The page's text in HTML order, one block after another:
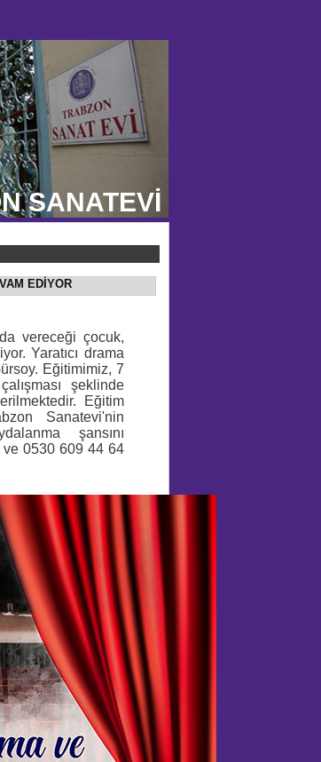
SANATEVİ
EDİYOR
vereceği çocuk,
Yaratıcı drama
Eğitimimiz, 7
şeklinde
Eğitim
Sanatevi'nin
şansını
ve 0530 609 44 64